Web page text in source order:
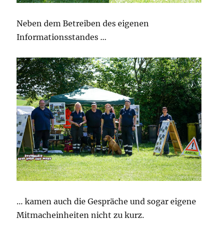
Neben dem Betreiben des eigenen
Informationsstandes …
… kamen auch die Gespräche und sogar eigene
Mitmacheinheiten nicht zu kurz.